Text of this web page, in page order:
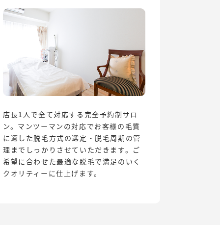
店長1人で全て対応する完全予約制サロ
ン。マンツーマンの対応でお客様の毛質
に適した脱毛方式の選定・脱毛周期の管
理までしっかりさせていただきます。ご
希望に合わせた最適な脱毛で満足のいく
クオリティーに仕上げます。